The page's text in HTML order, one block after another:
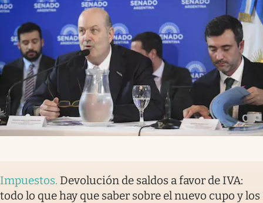
Impuestos. Devolución de saldos a favor de IVA:
todo lo que hay que saber sobre el nuevo cupo y los